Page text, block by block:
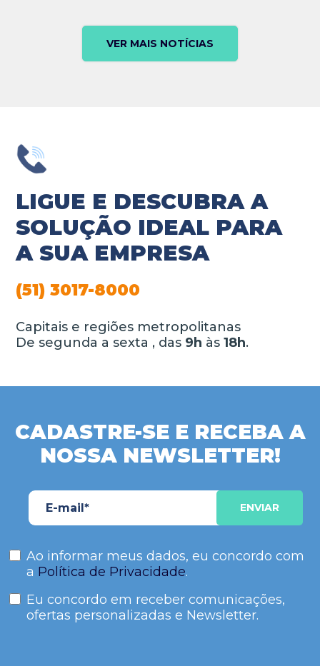
VER MAIS NOTÍCIAS
LIGUE E DESCUBRA A
SOLUÇÃO IDEAL PARA
A SUA EMPRESA
(51) 3017-8000
Capitais e regiões metropolitanas
De segunda a sexta , das 9h às18h.
CADASTRE-SE E RECEBA A
NOSSA NEWSLETTER!
Ao informar meus dados, eu concordo com
a Política de Privacidade.
Eu concordo em receber comunicações,
ofertas personalizadas e Newsletter.